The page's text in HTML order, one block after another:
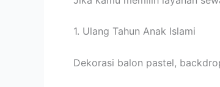
1. Ulang Tahun Anak Islami
Dekorasi balon pastel,